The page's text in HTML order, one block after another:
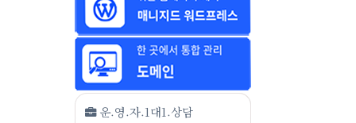
운.영.자.1대1.상담